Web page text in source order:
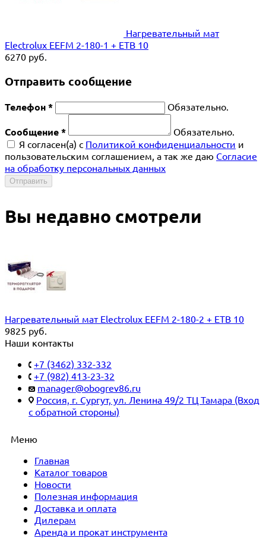
Нагревательный мат
Electrolux EEFM 2-180-1 + ETB 10
6270 руб.
Отправить сообщение
Телефон * Обязательно.
Сообщение *
Обязательно.
Я согласен(a) с Политикой конфиденциальности и
пользовательским соглашением, а так же даю Согласие
на обработку персональных данных
Отправить
Вы недавно смотрели
Нагревательный мат Electrolux EEFM 2-180-2 + ETB 10
9825 руб.
Наши контакты
+7 (3462) 332-332
+7 (982) 413-23-32
manager@obogrev86.ru
Россия, г. Сургут, ул. Ленина 49/2 ТЦ Тамара (Вход
с обратной стороны)
Меню
Главная
Каталог товаров
Новости
Полезная информация
Доставка и оплата
Дилерам
Аренда и прокат инструмента